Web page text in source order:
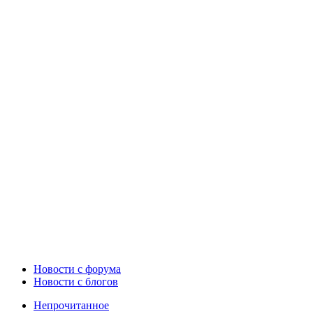
Новости c форума
Новости с блогов
Непрочитанное